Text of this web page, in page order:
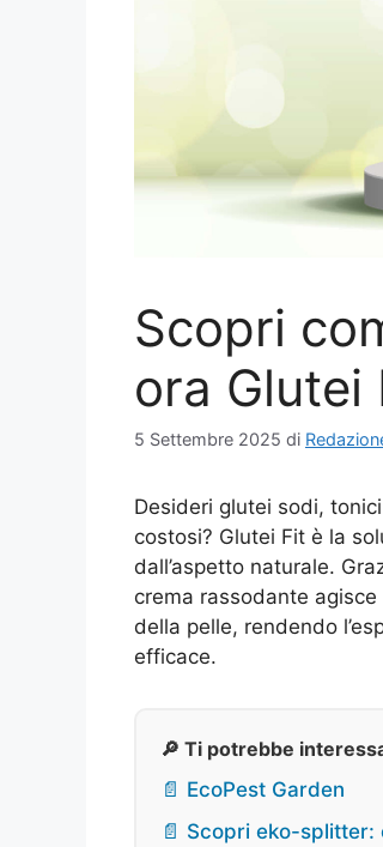
Scopri
ora
5 Settembre 2025 di
Desideri glutei sodi,
costosi? Glutei Fit è la
dall’aspetto naturale.
crema rassodante
della pelle, rendendo
efficace.
🔎 Ti potrebbe
📄 EcoPest Garden
📄 Scopri eko-